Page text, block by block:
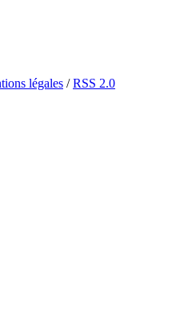
légales /RSS 2.0